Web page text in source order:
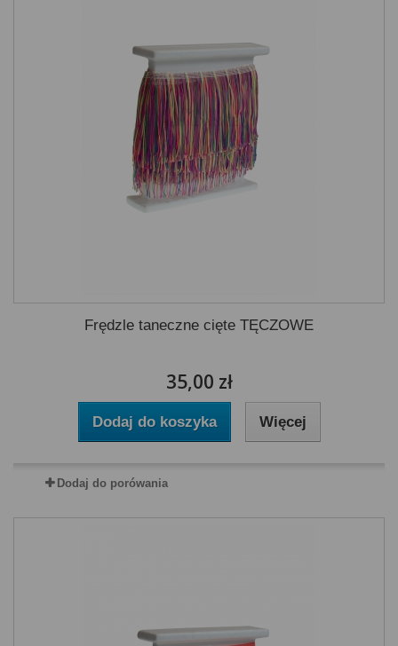
Frędzle taneczne cięte TĘCZOWE
35,00 zł
Dodaj do koszyka Więcej
Dodaj do porówania